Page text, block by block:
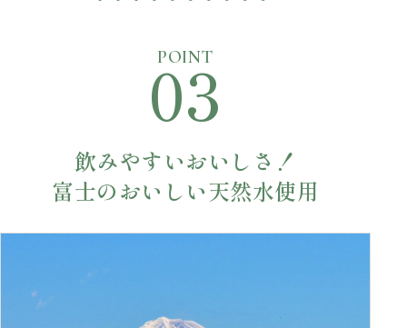
POINT
03
飲みやすいおいしさ！
富士のおいしい天然水使用